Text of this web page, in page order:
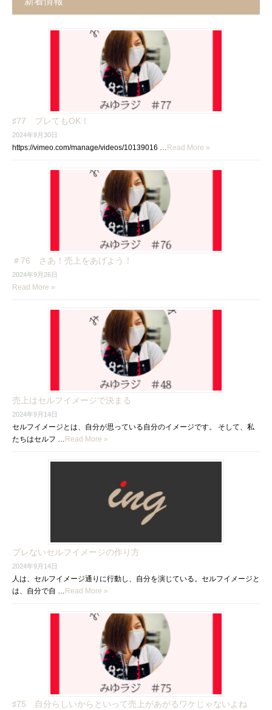
♯77 ブレてもOK！
2024年9月30日
https://vimeo.com/manage/videos/10139016 … Read More »
＃76 さあ！売上をあげよう！
2024年9月26日
Read More »
売上はセルフイメージで決まる
2024年9月14日
セルフイメージとは、自分が思っている自分のイメージです。 そして、私
たちはセルフ … Read More »
ブレないセルフイメージの作り方
2024年9月14日
人は、セルフイメージ通りに行動し、自分を演じている。セルフイメージと
は、自分で自 … Read More »
♯75 自分らしいからといって売上があがるワケじゃないよね